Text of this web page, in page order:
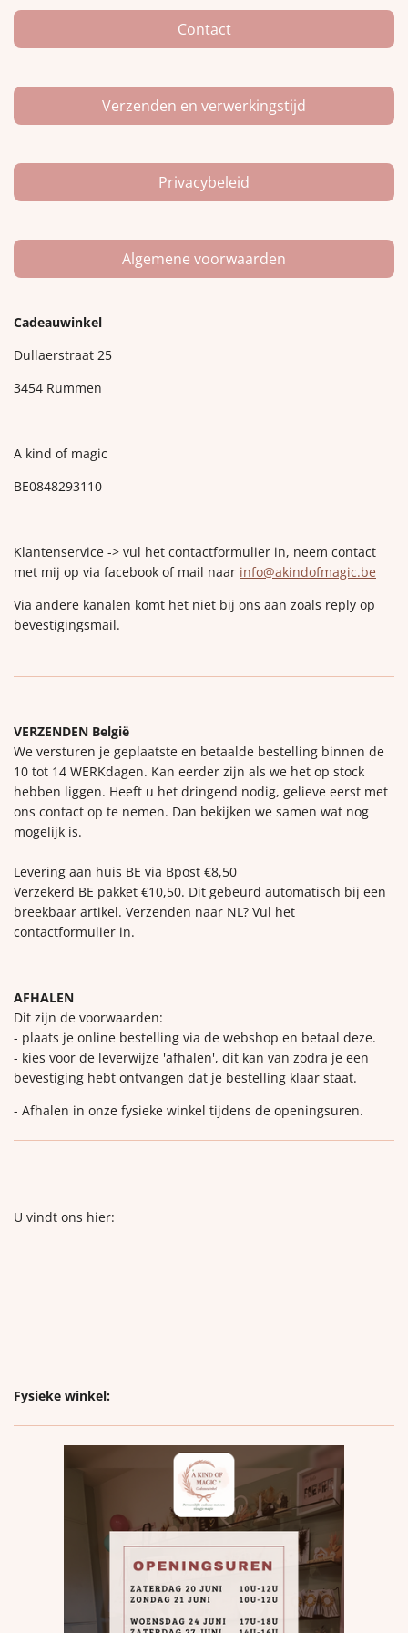
k
a
m
Contact
Verzenden en verwerkingstijd
Privacybeleid
Algemene voorwaarden
Cadeauwinkel
Dullaerstraat 25
3454 Rummen
A kind of magic
BE0848293110
Klantenservice -> vul het contactformulier in, neem contact
met mij op via facebook of mail naar info@akindofmagic.be
Via andere kanalen komt het niet bij ons aan zoals reply op
bevestigingsmail.
VERZENDEN België
We versturen je geplaatste en betaalde bestelling binnen de
10 tot 14 WERKdagen. Kan eerder zijn als we het op stock
hebben liggen. Heeft u het dringend nodig, gelieve eerst met
ons contact op te nemen. Dan bekijken we samen wat nog
mogelijk is.
Levering aan huis BE via Bpost €8,50
Verzekerd BE pakket €10,50. Dit gebeurd automatisch bij een
breekbaar artikel. Verzenden naar NL? Vul het
contactformulier in.
AFHALEN
Dit zijn de voorwaarden:
- plaats je online bestelling via de webshop en betaal deze.
- kies voor de leverwijze 'afhalen', dit kan van zodra je een
bevestiging hebt ontvangen dat je bestelling klaar staat.
- Afhalen in onze fysieke winkel tijdens de openingsuren.
U vindt ons hier:
Fysieke winkel: